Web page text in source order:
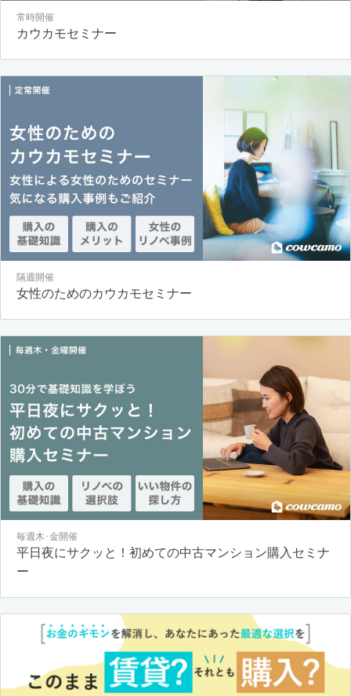
常時開催
カウカモセミナー
隔週開催
女性のためのカウカモセミナー
毎週木･金開催
平日夜にサクッと！初めての中古マンション購入セミナ
ー